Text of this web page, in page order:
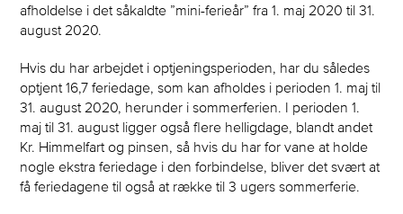
afholdelse i det såkaldte ”mini-ferieår” fra 1. maj 2020 til 31.
august 2020.
Hvis du har arbejdet i optjeningsperioden, har du således
optjent 16,7 feriedage, som kan afholdes i perioden 1. maj til
31. august 2020, herunder i sommerferien. I perioden 1.
maj til 31. august ligger også flere helligdage, blandt andet
Kr. Himmelfart og pinsen, så hvis du har for vane at holde
nogle ekstra feriedage i den forbindelse, bliver det svært at
få feriedagene til også at række til 3 ugers sommerferie.